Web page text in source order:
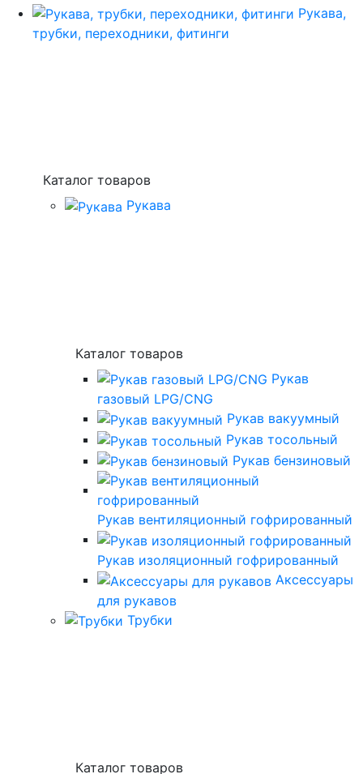
Рукава,
трубки, переходники, фитинги
Каталог товаров
Рукава
Каталог товаров
Рукав
газовый LPG/CNG
Рукав вакуумный
Рукав тосольный
Рукав бензиновый
Рукав вентиляционный гофрированный
Рукав изоляционный гофрированный
Аксессуары
для рукавов
Трубки
Каталог товаров